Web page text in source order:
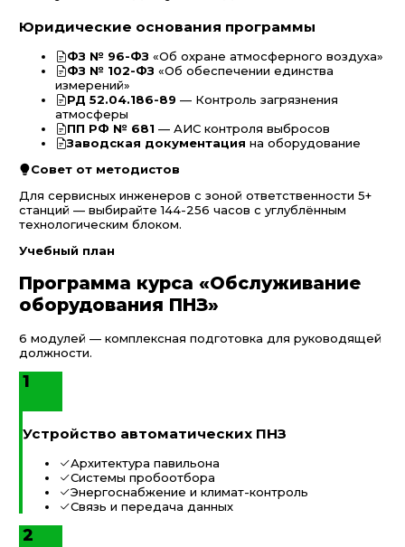
Юридические основания программы
ФЗ № 96-ФЗ «Об охране атмосферного воздуха»
ФЗ № 102-ФЗ «Об обеспечении единства
измерений»
РД 52.04.186-89 — Контроль загрязнения
атмосферы
ПП РФ № 681 — АИС контроля выбросов
Заводская документация на оборудование
Совет от методистов
Для сервисных инженеров с зоной ответственности 5+
станций — выбирайте 144-256 часов с углублённым
технологическим блоком.
Учебный план
Программа курса «Обслуживание
оборудования ПНЗ»
6 модулей — комплексная подготовка для руководящей
должности.
1
Устройство автоматических ПНЗ
Архитектура павильона
Системы пробоотбора
Энергоснабжение и климат-контроль
Связь и передача данных
2